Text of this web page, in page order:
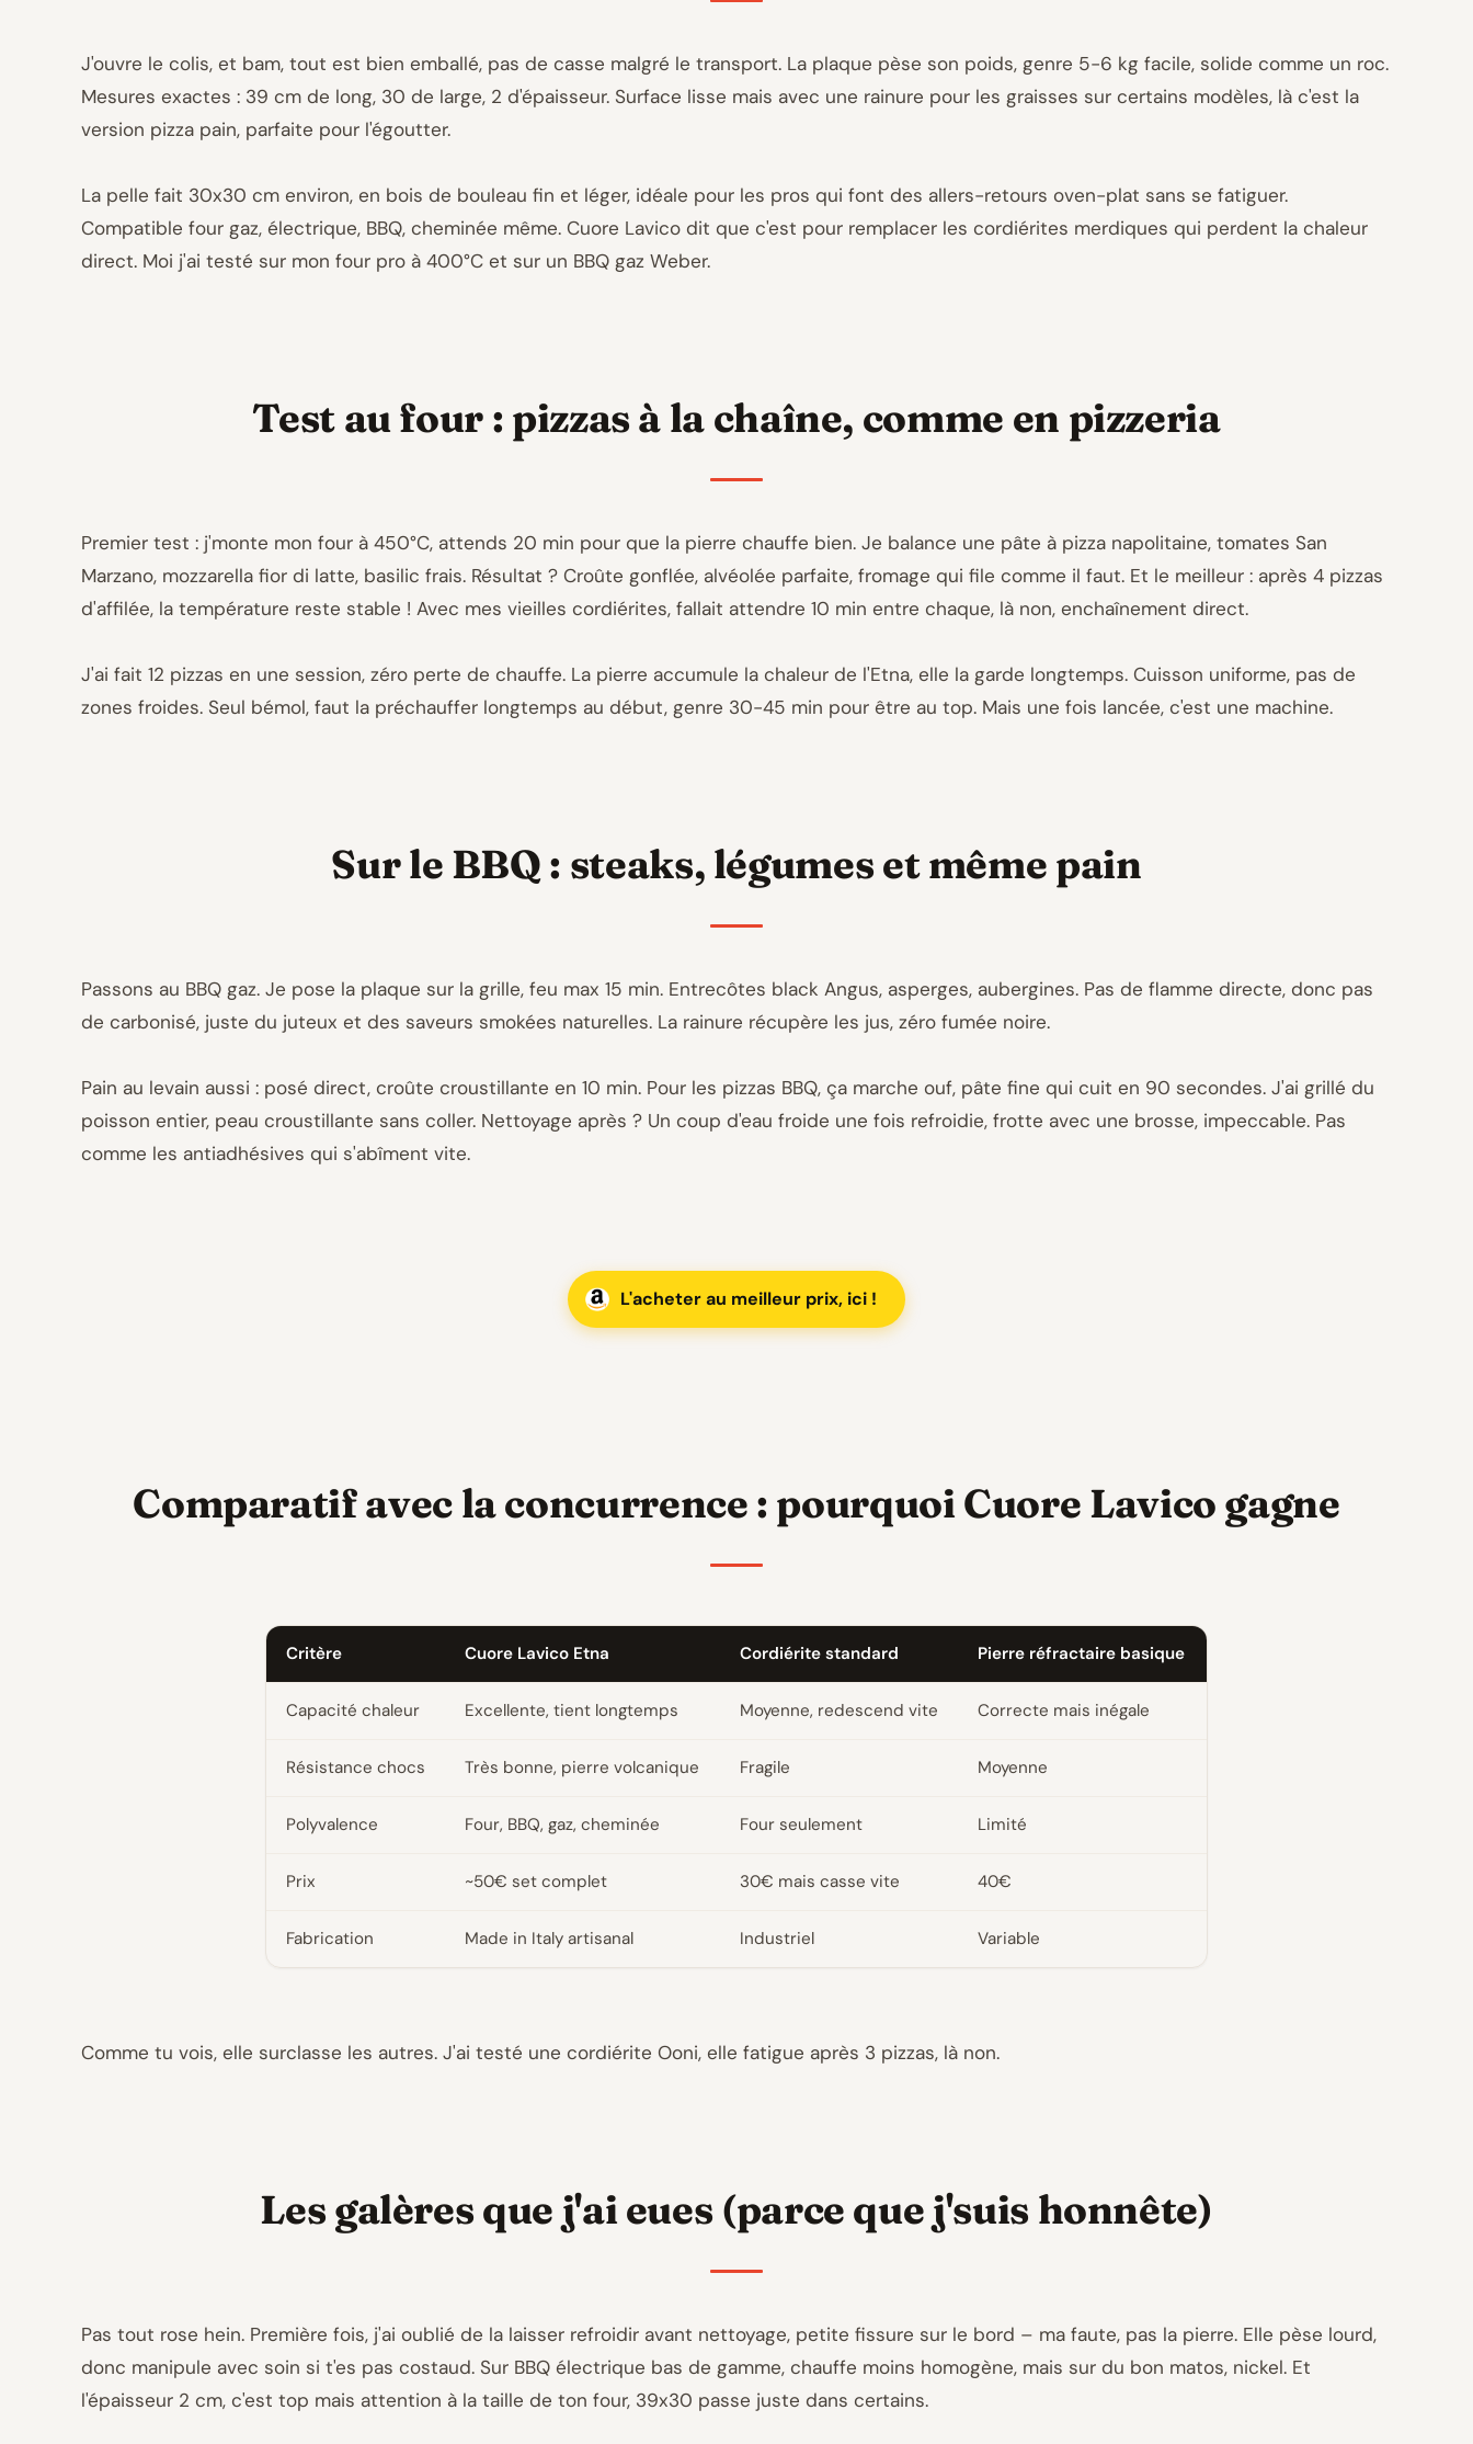
J'ouvre le colis, et bam, tout est bien emballé, pas de casse malgré le transport. La plaque pèse son poids, genre 5-6 kg facile, solide comme un roc.
Mesures exactes : 39 cm de long, 30 de large, 2 d'épaisseur. Surface lisse mais avec une rainure pour les graisses sur certains modèles, là c'est la
version pizza pain, parfaite pour l'égoutter.
La pelle fait 30x30 cm environ, en bois de bouleau fin et léger, idéale pour les pros qui font des allers-retours oven-plat sans se fatiguer.
Compatible four gaz, électrique, BBQ, cheminée même. Cuore Lavico dit que c'est pour remplacer les cordiérites merdiques qui perdent la chaleur
direct. Moi j'ai testé sur mon four pro à 400°C et sur un BBQ gaz Weber.
Test au four : pizzas à la chaîne, comme en pizzeria
Premier test : j'monte mon four à 450°C, attends 20 min pour que la pierre chauffe bien. Je balance une pâte à pizza napolitaine, tomates San
Marzano, mozzarella fior di latte, basilic frais. Résultat ? Croûte gonflée, alvéolée parfaite, fromage qui file comme il faut. Et le meilleur : après 4 pizzas
d'affilée, la température reste stable ! Avec mes vieilles cordiérites, fallait attendre 10 min entre chaque, là non, enchaînement direct.
J'ai fait 12 pizzas en une session, zéro perte de chauffe. La pierre accumule la chaleur de l'Etna, elle la garde longtemps. Cuisson uniforme, pas de
zones froides. Seul bémol, faut la préchauffer longtemps au début, genre 30-45 min pour être au top. Mais une fois lancée, c'est une machine.
Sur le BBQ : steaks, légumes et même pain
Passons au BBQ gaz. Je pose la plaque sur la grille, feu max 15 min. Entrecôtes black Angus, asperges, aubergines. Pas de flamme directe, donc pas
de carbonisé, juste du juteux et des saveurs smokées naturelles. La rainure récupère les jus, zéro fumée noire.
Pain au levain aussi : posé direct, croûte croustillante en 10 min. Pour les pizzas BBQ, ça marche ouf, pâte fine qui cuit en 90 secondes. J'ai grillé du
poisson entier, peau croustillante sans coller. Nettoyage après ? Un coup d'eau froide une fois refroidie, frotte avec une brosse, impeccable. Pas
comme les antiadhésives qui s'abîment vite.
L'acheter au meilleur prix, ici !
Comparatif avec la concurrence : pourquoi Cuore Lavico gagne
Critère Cuore Lavico Etna Cordiérite standard Pierre réfractaire basique
Capacité chaleur Excellente, tient longtemps Moyenne, redescend vite Correcte mais inégale
Résistance chocs Très bonne, pierre volcanique Fragile Moyenne
Polyvalence Four, BBQ, gaz, cheminée Four seulement Limité
Prix ~50€ set complet 30€ mais casse vite 40€
Fabrication Made in Italy artisanal Industriel Variable
Comme tu vois, elle surclasse les autres. J'ai testé une cordiérite Ooni, elle fatigue après 3 pizzas, là non.
Les galères que j'ai eues (parce que j'suis honnête)
Pas tout rose hein. Première fois, j'ai oublié de la laisser refroidir avant nettoyage, petite fissure sur le bord – ma faute, pas la pierre. Elle pèse lourd,
donc manipule avec soin si t'es pas costaud. Sur BBQ électrique bas de gamme, chauffe moins homogène, mais sur du bon matos, nickel. Et
l'épaisseur 2 cm, c'est top mais attention à la taille de ton four, 39x30 passe juste dans certains.